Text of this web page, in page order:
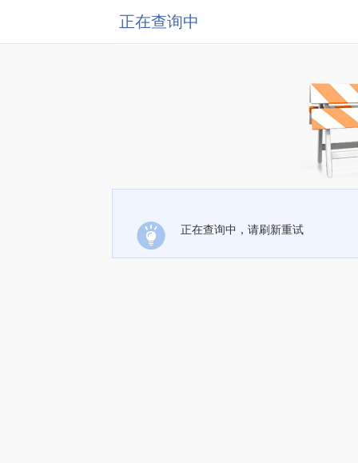
正在查询中
正在查询中，请刷新重试